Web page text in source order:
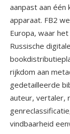
aanpast aan
apparaat. FB2
Europa, waar
Russische
rijkdom aan
gedetailleerde
auteur, vertaler,
vindbaarheid